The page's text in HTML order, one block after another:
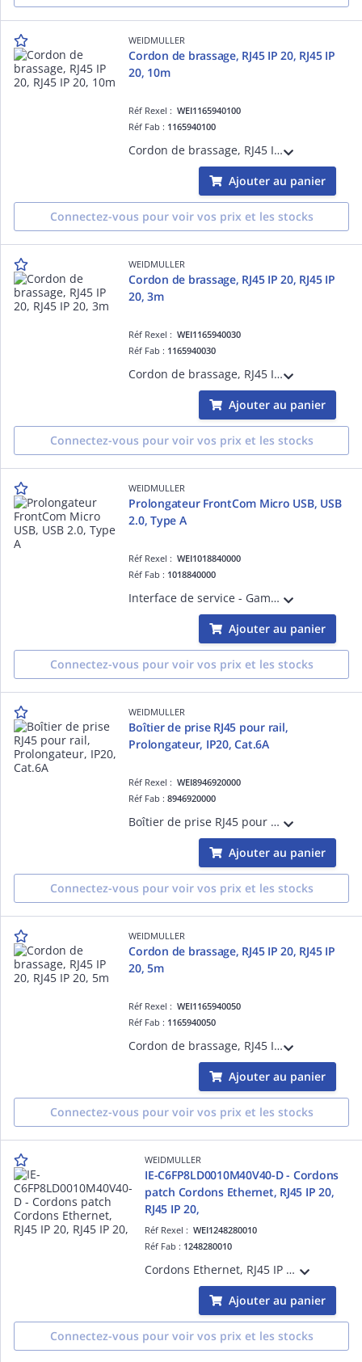
WEIDMULLER
Cordon de brassage, RJ45 IP 20, RJ45 IP
20, 10m
Réf Rexel :WEI1165940100
Réf Fab : 1165940100
Cordon de brassage, RJ45 IP 20, RJ45 IP 20, 10m, < 20 m: Cat.6A / >20 m Class EA (ISO/IEC 11801 2010), LSZH
Ajouter au panier
Connectez-vous pour voir vos prix et les stocks
WEIDMULLER
Cordon de brassage, RJ45 IP 20, RJ45 IP
20, 3m
Réf Rexel :WEI1165940030
Réf Fab : 1165940030
Cordon de brassage, RJ45 IP 20, RJ45 IP 20, 3m, < 20 m: Cat.6A / >20 m Class EA (ISO/IEC 11801 2010), LSZH
Ajouter au panier
Connectez-vous pour voir vos prix et les stocks
WEIDMULLER
Prolongateur FrontCom Micro USB, USB
2.0, Type A
Réf Rexel :WEI1018840000
Réf Fab : 1018840000
Interface de service - Gamme FrontCom Micro Prolongateur FrontCom Micro USB, USB 2.0, Type A
Ajouter au panier
Connectez-vous pour voir vos prix et les stocks
WEIDMULLER
Boîtier de prise RJ45 pour rail,
Prolongateur, IP20, Cat.6A
Réf Rexel :WEI8946920000
Réf Fab :8946920000
Boîtier de prise RJ45 pour rail, Prolongateur, IP20, Cat.6A / Class EA (ISO/IEC 11801 2010)
Ajouter au panier
Connectez-vous pour voir vos prix et les stocks
WEIDMULLER
Cordon de brassage, RJ45 IP 20, RJ45 IP
20, 5m
Réf Rexel :WEI1165940050
Réf Fab : 1165940050
Cordon de brassage, RJ45 IP 20, RJ45 IP 20, 5m, < 20 m: Cat.6A / >20 m Class EA (ISO/IEC 11801 2010), LSZH
Ajouter au panier
Connectez-vous pour voir vos prix et les stocks
WEIDMULLER
IE-C6FP8LD0010M40V40-D - Cordons
patch Cordons Ethernet, RJ45 IP 20,
RJ45 IP 20,
Réf Rexel : WEI1248280010
Réf Fab : 1248280010
Cordons Ethernet, RJ45 IP 20, RJ45 IP 20, Coudé à 90°, Nombre de pôles: 8, 1 m Câbles de données Ethernet prêts à raccorder avec fils en cuivre.
Ajouter au panier
Connectez-vous pour voir vos prix et les stocks